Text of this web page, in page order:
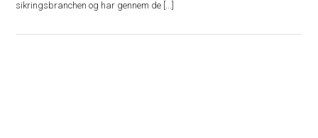
sikringsbranchen og har gennem de [...]